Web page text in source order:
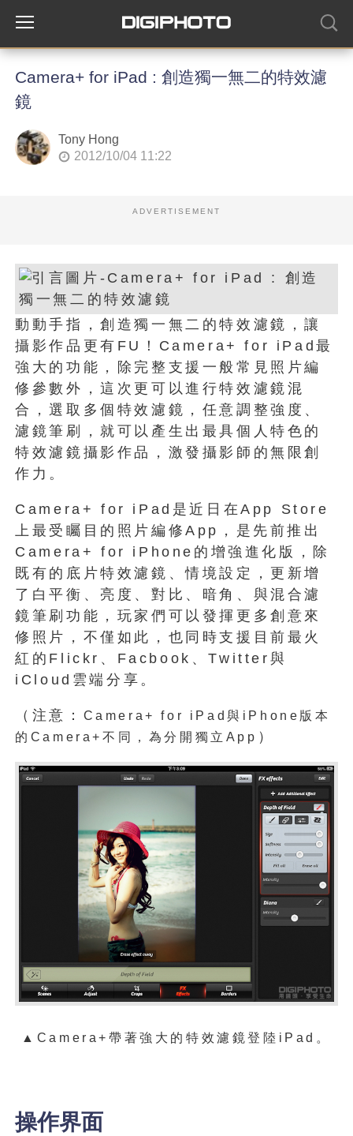
Camera+ for iPad : 創造獨一無二的特效濾
鏡
Tony Hong
2012/10/04 11:22
ADVERTISEMENT
動動手指，創造獨一無二的特效濾鏡，讓
攝影作品更有FU！Camera+ for iPad最
強大的功能，除完整支援一般常見照片編
修參數外，這次更可以進行特效濾鏡混
合，選取多個特效濾鏡，任意調整強度、
濾鏡筆刷，就可以產生出最具個人特色的
特效濾鏡攝影作品，激發攝影師的無限創
作力。
Camera+ for iPad是近日在App Store
上最受矚目的照片編修App，是先前推出
Camera+ for iPhone的增強進化版，除
既有的底片特效濾鏡、情境設定，更新增
了白平衡、亮度、對比、暗角、與混合濾
鏡筆刷功能，玩家們可以發揮更多創意來
修照片，不僅如此，也同時支援目前最火
紅的Flickr、Facbook、Twitter與
iCloud雲端分享。
（注意：
Camera+ for iPad與iPhone版本
的Camera+不同，為分開獨立App ）
▲Camera+帶著強大的特效濾鏡登陸iPad。
操作界面